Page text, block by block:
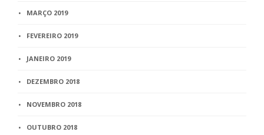
MARÇO 2019
FEVEREIRO 2019
JANEIRO 2019
DEZEMBRO 2018
NOVEMBRO 2018
OUTUBRO 2018